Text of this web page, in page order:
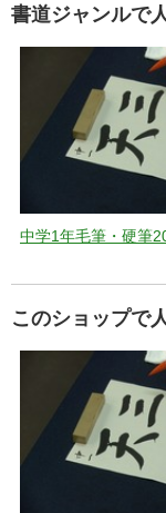
書道ジャンルで
中学1年毛筆・硬筆
このショップで